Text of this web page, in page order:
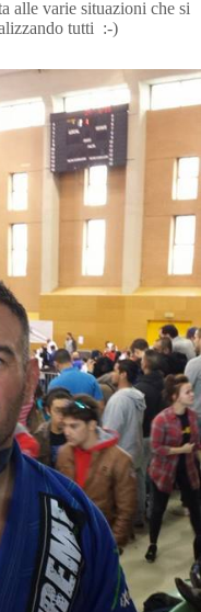
alle varie situazioni che si
tutti :-)